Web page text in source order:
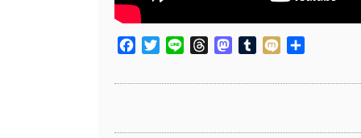
Facebook
TwitterLine ThreadsMastodon
TumblrMixi